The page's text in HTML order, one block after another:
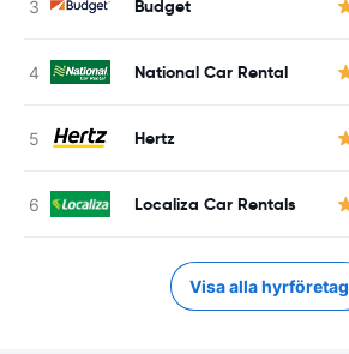
Budget
National Car Rental
Hertz
Localiza Car Rentals
Visa alla hyrföretag